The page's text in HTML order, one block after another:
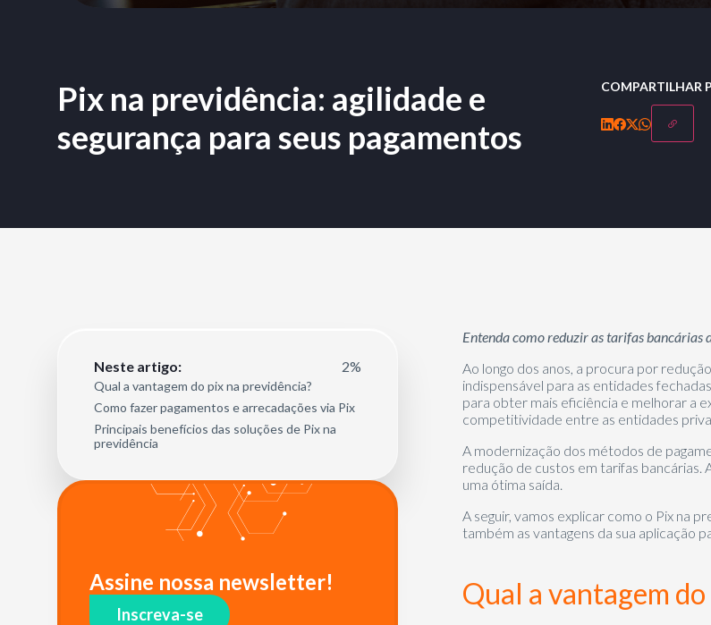
Pix na previdência: agilidade e
segurança para seus pagamentos
COMPARTILHAR
Neste artigo: 2%
Qual a vantagem do pix na previdência?
Como fazer pagamentos e arrecadações via Pix
Principais benefícios das soluções de Pix na
previdência
Assine nossa newsletter!
Inscreva-se
Entenda como reduzir as tarifas bancárias
Ao longo dos anos, a procura por
indispensável para as entidades
para obter mais eficiência e melhorar a
competitividade entre as entidades
A modernização dos métodos de
redução de custos em tarifas bancárias.
uma ótima saída.
A seguir, vamos explicar como o Pix na
também as vantagens da sua aplicação
Qual a vantagem